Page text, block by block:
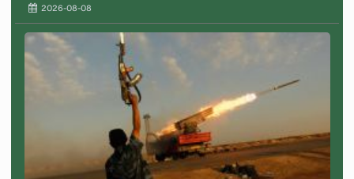
2026-08-08